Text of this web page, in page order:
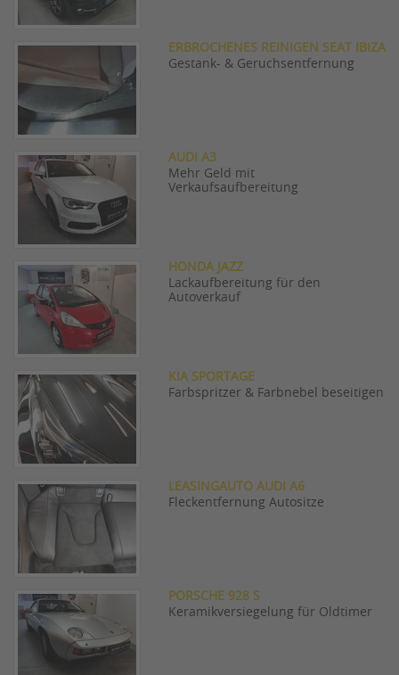
ERBROCHENES REINIGEN SEAT IBIZA
Gestank- & Geruchsentfernung
AUDI A3
Mehr Geld mit
Verkaufsaufbereitung
HONDA JAZZ
Lackaufbereitung für den
Autoverkauf
KIA SPORTAGE
Farbspritzer & Farbnebel beseitigen
LEASINGAUTO AUDI A6
Fleckentfernung Autositze
PORSCHE 928 S
Keramikversiegelung für Oldtimer